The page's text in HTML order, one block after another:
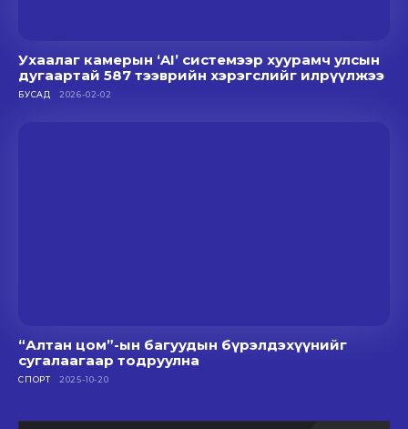
Ухаалаг камерын ‘AI’ системээр хуурамч улсын
дугаартай 587 тээврийн хэрэгслийг илрүүлжээ
БУСАД 2026-02-02
“Алтан цом”-ын багуудын бүрэлдэхүүнийг
сугалаагаар тодруулна
СПОРТ 2025-10-20